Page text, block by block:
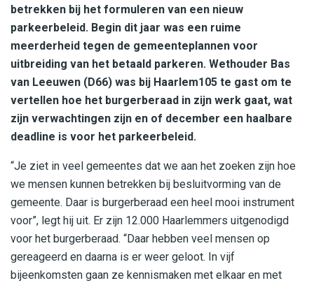
betrekken bij het formuleren van een nieuw
parkeerbeleid. Begin dit jaar was een ruime
meerderheid tegen de gemeenteplannen voor
uitbreiding van het betaald parkeren. Wethouder Bas
van Leeuwen (D66) was bij Haarlem105 te gast om te
vertellen hoe het burgerberaad in zijn werk gaat, wat
zijn verwachtingen zijn en of december een haalbare
deadline is voor het parkeerbeleid.
“Je ziet in veel gemeentes dat we aan het zoeken zijn hoe
we mensen kunnen betrekken bij besluitvorming van de
gemeente. Daar is burgerberaad een heel mooi instrument
voor”, legt hij uit. Er zijn 12.000 Haarlemmers uitgenodigd
voor het burgerberaad. “Daar hebben veel mensen op
gereageerd en daarna is er weer geloot. In vijf
bijeenkomsten gaan ze kennismaken met elkaar en met